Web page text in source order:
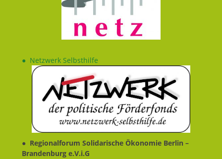
● Netzwerk Selbsthilfe
● Regionalforum Solidarische Ökonomie Berlin –
Brandenburg e.V.i.G